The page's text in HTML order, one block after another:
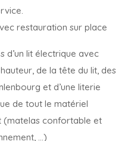
restauration sur place
d’un lit électrique avec
de la tête du lit, des
et d’une literie
de tout le matériel
confortable et
…)